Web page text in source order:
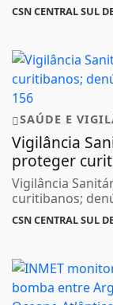
CSN CENTRAL SUL
SAÚDE E
Vigilância
proteger
Vigilância
curitibanos;
CSN CENTRAL SUL